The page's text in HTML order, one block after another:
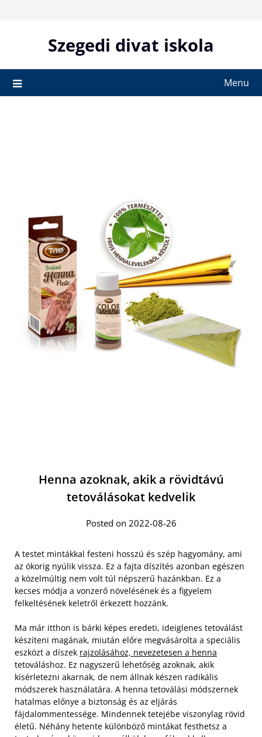
Szegedi divat iskola
Menu
Henna azoknak, akik a rövidtávú
tetoválásokat kedvelik
Posted on 2022-08-26
A testet mintákkal festeni hosszú és szép hagyomány, ami
az ókorig nyúlik vissza. Ez a fajta díszítés azonban egészen
a közelmúltig nem volt túl népszerű hazánkban. Ez a
kecses módja a vonzerő növelésének és a figyelem
felkeltésének keletről érkezett hozzánk.
Ma már itthon is bárki képes eredeti, ideiglenes tetoválást
készíteni magának, miután előre megvásárolta a speciális
eszközt a díszek rajzolásához, nevezetesen a henna
tetováláshoz. Ez nagyszerű lehetőség azoknak, akik
kísérletezni akarnak, de nem állnak készen radikális
módszerek használatára. A henna tetoválási módszernek
hatalmas előnye a biztonság és az eljárás
fájdalommentessége. Mindennek tetejébe viszonylag rövid
életű. Néhány hetente különböző mintákat festhetsz a